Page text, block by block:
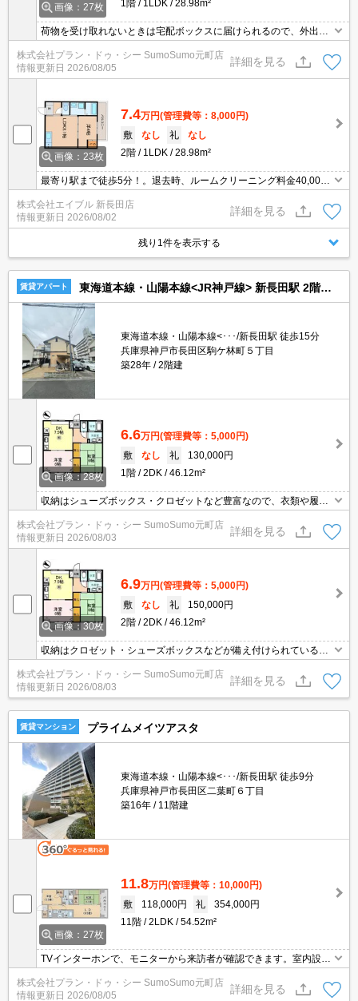
画像：27枚
1階
1LDK 28.98m²
荷物を受け取れないときは宅配ボックスに届けられるので、外出や
入浴など私生活中に配達時間を気にする必要はありません。セキュ
リティ面は、TVインターホン・オートロックなどを備え付けている
ので安心して暮らせます。室内設備は洗面化粧台・浴室乾燥機など
充実した設備を備え付けています。こちらのお部屋で新しい生活を
株式会社プラン・ドゥ・シー SumoSumo元町店
情報更新日 2026/08/05
詳細を見る
画像：23枚
7.4万円(管理費等：8,000円)
敷
なし 礼
なし
2階
1LDK 28.98m²
最寄り駅まで徒歩5分！。退去時、ルームクリーニング料金40,000
円。ペットが飼える新築物件です。即入居可能物件。24時間安心サ
ポート付で安心ですね。バス・トイレ別。ぜひお問い合わせくださ
い!。
株式会社エイブル 新長田店
情報更新日 2026/08/02
詳細を見る
残り1件を表示する
賃貸アパート 東海道本線・山陽本線<JR神戸線> 新長田駅 2階建 築28年
東海道本線・山陽本線<･･･/新長田駅 徒歩15分
兵庫県神戸市長田区駒ケ林町５丁目
築28年
2階建
画像：28枚
6.6万円(管理費等：5,000円)
敷
なし 礼
130,000円
1階
2DK 46.12m²
収納はシューズボックス・クロゼットなど豊富なので、衣類や履き
物の整理がしやすく便利です。直接会わずにインターホン越しに来
訪者を確認できるので、トラブル回避にも防犯対策にも繋がりま
す。身だしなみを整えるのにもお使いいただける、独立した洗面所
のある物件です。これから同棲するカップルに、二人入居可能物件
です。
株式会社プラン・ドゥ・シー SumoSumo元町店
情報更新日 2026/08/03
詳細を見る
画像：30枚
6.9万円(管理費等：5,000円)
敷
なし 礼
150,000円
2階
2DK 46.12m²
収納はクロゼット・シューズボックスなどが備え付けられているの
で、衣類や日用品の収納に重宝します。化粧品や洗面道具といった
小物もスッキリまとめて収納できる独立洗面台があります。知らな
い人が来た時でも玄関を開けずに顔を確認できるモニター付きイン
ターホンが付いております。二人で入居して光熱費も生活費も抑え
られるお住まい。
株式会社プラン・ドゥ・シー SumoSumo元町店
情報更新日 2026/08/03
詳細を見る
賃貸マンション プライムメイツアスタ
東海道本線・山陽本線<･･･/新長田駅 徒歩9分
兵庫県神戸市長田区二葉町６丁目
築16年
11階建
画像：27枚
11.8万円(管理費等：10,000円)
敷
118,000円 礼
354,000円
11階
2LDK 54.52m²
TVインターホンで、モニターから来訪者が確認できます。室内設備
すいお部屋になります。収納はウォークインクロゼット・シューズ
WICなどが備え付けられているので、衣類や日用品の収納に重宝し
株式会社プラン・ドゥ・シー SumoSumo元町店
情報更新日 2026/08/05
詳細を見る